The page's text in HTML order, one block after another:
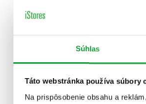
Súhlas
Táto webstránka používa súbory
Na prispôsobenie obsahu a